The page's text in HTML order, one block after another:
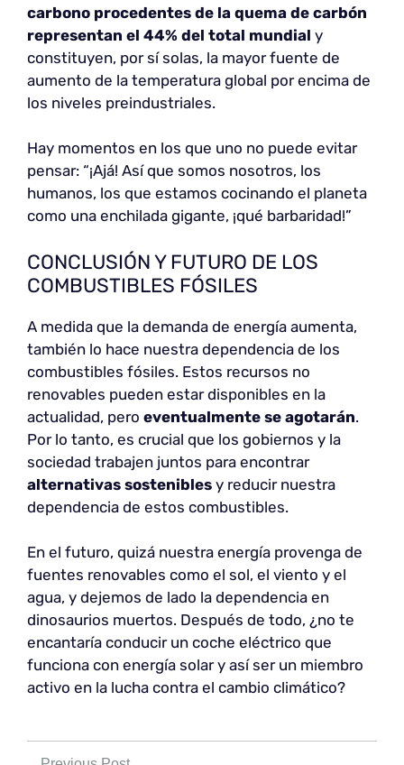
carbono procedentes de la quema de carbón
representan el 44% del total mundial y
constituyen, por sí solas, la mayor fuente de
aumento de la temperatura global por encima de
los niveles preindustriales.
Hay momentos en los que uno no puede evitar
pensar: “¡Ajá! Así que somos nosotros, los
humanos, los que estamos cocinando el planeta
como una enchilada gigante, ¡qué barbaridad!”
CONCLUSIÓN Y FUTURO DE LOS
COMBUSTIBLES FÓSILES
A medida que la demanda de energía aumenta,
también lo hace nuestra dependencia de los
combustibles fósiles. Estos recursos no
renovables pueden estar disponibles en la
actualidad, pero eventualmente se agotarán.
Por lo tanto, es crucial que los gobiernos y la
sociedad trabajen juntos para encontrar
alternativas sostenibles y reducir nuestra
dependencia de estos combustibles.
En el futuro, quizá nuestra energía provenga de
fuentes renovables como el sol, el viento y el
agua, y dejemos de lado la dependencia en
dinosaurios muertos. Después de todo, ¿no te
encantaría conducir un coche eléctrico que
funciona con energía solar y así ser un miembro
activo en la lucha contra el cambio climático?